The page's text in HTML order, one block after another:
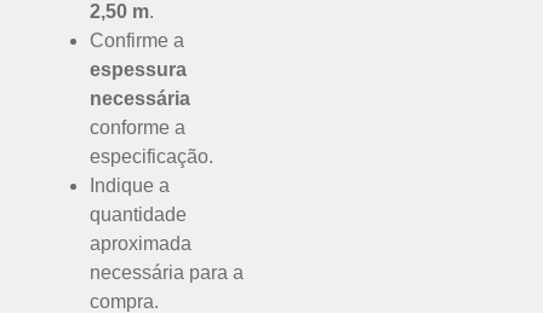
2,50 m.
Confirme a
espessura
necessária
conforme a
especificação.
Indique a
quantidade
aproximada
necessária para a
compra.